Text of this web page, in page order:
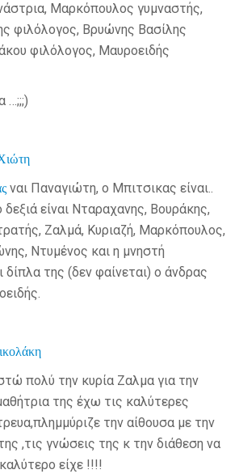
Μαρκόπουλος γυμναστής,
φιλόλογος, Βρυώνης Βασίλης
φιλόλογος, Μαυροειδής
…;;;)
ναι Παναγιώτη, ο Μπιτσικας είναι..
είναι Νταραχανης, Βουράκης,
Ζαλμά, Κυριαζή, Μαρκόπουλος,
Ντυμένος και η μνηστή
δίπλα της (δεν φαίνεται) ο άνδρας
πολύ την κυρία Ζαλμα για την
της έχω τις καλύτερες
την αίθουσα με την
,τις γνώσεις της κ την διάθεση να
είχε !!!!